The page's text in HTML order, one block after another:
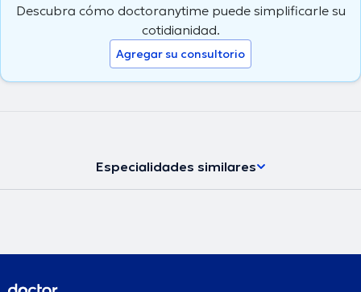
Descubra cómo doctoranytime puede simplificarle su
cotidianidad.
Agregar su consultorio
Especialidades similares